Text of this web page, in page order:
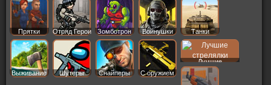
Прятки Отряд Герои Зомботрон Войнушки Танки
Выживание Шутеры Снайперы С оружием
Лучшие